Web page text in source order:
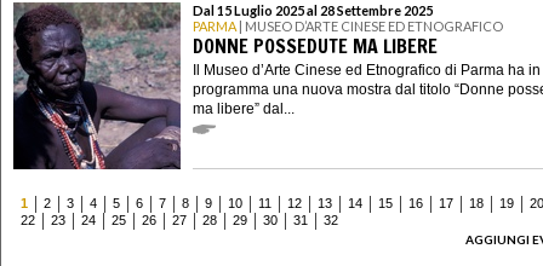
Dal 15 Luglio 2025 al 28 Settembre 2025
PARMA | MUSEO D’ARTE CINESE ED ETNOGRAFICO
DONNE POSSEDUTE MA LIBERE
Il Museo d’Arte Cinese ed Etnografico di Parma ha in
programma una nuova mostra dal titolo “Donne
ma libere” dal...
1 2 3 4 5 6 7 8 9 10 11 12 13 14 15 16 17 18 19
20
22
23 24 25 26 27 28 29 30 31
32
AGGIUNGI